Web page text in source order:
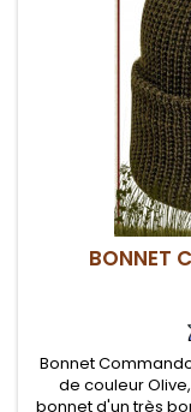
BONNET
Bonnet
de couleur
bonnet d'un très